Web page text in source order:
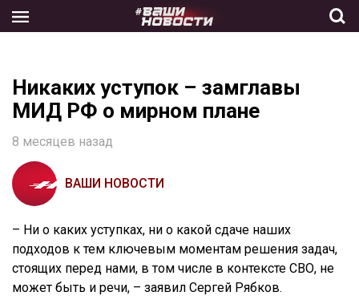
the
Никаких уступок – замглавы
МИД РФ о мирном плане
8 месяцев назад
ВАШИ НОВОСТИ
– Ни о каких уступках, ни о какой сдаче наших
подходов к тем ключевым моментам решения задач,
стоящих перед нами, в том числе в контексте СВО, не
может быть и речи, – заявил Сергей Рябков.